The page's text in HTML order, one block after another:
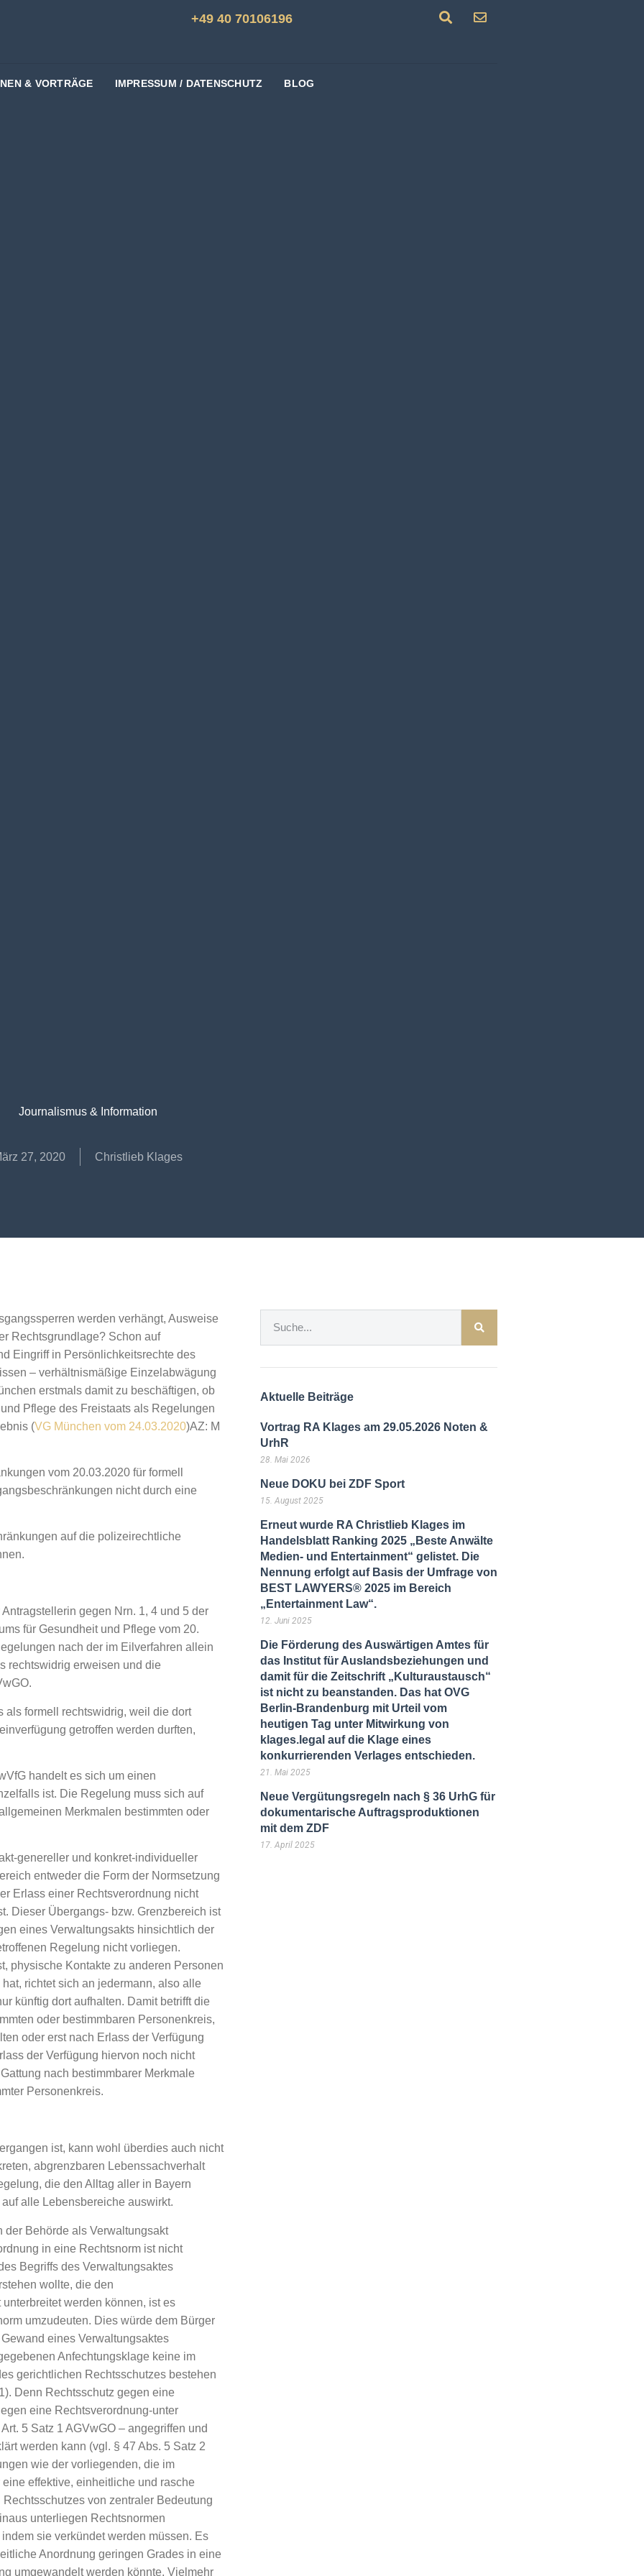
+49 40 70106196
& VORTRÄGE IMPRESSUM / DATENSCHUTZ BLOG
Journalismus & Information
27, 2020 Christlieb Klages
werden verhängt, Ausweise
Rechtsgrundlage? Schon auf
Eingriff in Persönlichkeitsrechte des
– verhältnismäßige Einzelabwägung
erstmals damit zu beschäftigen, ob
Pflege des Freistaats als Regelungen
(VG München vom 24.03.2020)AZ: M
vom 20.03.2020 für formell
nicht durch eine
auf die polizeirechtliche
gegen Nrn. 1, 4 und 5 der
für Gesundheit und Pflege vom 20.
nach der im Eilverfahren allein
rechtswidrig erweisen und die
als formell rechtswidrig, weil die dort
getroffen werden durften,
handelt es sich um einen
ist. Die Regelung muss sich auf
Merkmalen bestimmten oder
genereller und konkret-individueller
entweder die Form der Normsetzung
Erlass einer Rechtsverordnung nicht
Dieser Übergangs- bzw. Grenzbereich ist
eines Verwaltungsakts hinsichtlich der
Regelung nicht vorliegen.
physische Kontakte zu anderen Personen
richtet sich an jedermann, also alle
künftig dort aufhalten. Damit betrifft die
oder bestimmbaren Personenkreis,
oder erst nach Erlass der Verfügung
der Verfügung hiervon noch nicht
nach bestimmbarer Merkmale
Personenkreis.
ist, kann wohl überdies auch nicht
abgrenzbaren Lebenssachverhalt
die den Alltag aller in Bayern
alle Lebensbereiche auswirkt.
Behörde als Verwaltungsakt
in eine Rechtsnorm ist nicht
Begriffs des Verwaltungsaktes
wollte, die den
werden können, ist es
umzudeuten. Dies würde dem Bürger
eines Verwaltungsaktes
Anfechtungsklage keine im
gerichtlichen Rechtsschutzes bestehen
Denn Rechtsschutz gegen eine
eine Rechtsverordnung-unter
5 Satz 1 AGVwGO – angegriffen und
werden kann (vgl. § 47 Abs. 5 Satz 2
wie der vorliegenden, die im
effektive, einheitliche und rasche
von zentraler Bedeutung
unterliegen Rechtsnormen
sie verkündet werden müssen. Es
Anordnung geringen Grades in eine
umgewandelt werden könnte. Vielmehr
Aktuelle Beiträge
Vortrag RA Klages am 29.05.2026 Noten &
UrhR
28. Mai 2026
Neue DOKU bei ZDF Sport
15. August 2025
Erneut wurde RA Christlieb Klages im
Handelsblatt Ranking 2025 „Beste Anwälte
Medien- und Entertainment“ gelistet. Die
Nennung erfolgt auf Basis der Umfrage von
BEST LAWYERS® 2025 im Bereich
„Entertainment Law“.
12. Juni 2025
Die Förderung des Auswärtigen Amtes für
das Institut für Auslandsbeziehungen und
damit für die Zeitschrift „Kulturaustausch“
ist nicht zu beanstanden. Das hat OVG
Berlin-Brandenburg mit Urteil vom
heutigen Tag unter Mitwirkung von
klages.legal auf die Klage eines
konkurrierenden Verlages entschieden.
21. Mai 2025
Neue Vergütungsregeln nach § 36 UrhG für
dokumentarische Auftragsproduktionen
mit dem ZDF
17. April 2025